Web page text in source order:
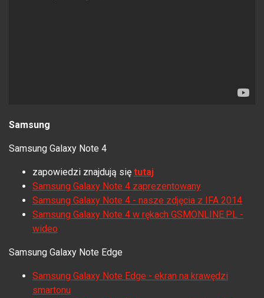
Samsung
Samsung Galaxy Note 4
zapowiedzi znajdują się tutaj
Samsung Galaxy Note 4 zaprezentowany
Samsung Galaxy Note 4 - nasze zdjęcia z IFA 2014
Samsung Galaxy Note 4 w rękach GSMONLINE.PL -
wideo
Samsung Galaxy Note Edge
Samsung Galaxy Note Edge - ekran na krawędzi
smartonu